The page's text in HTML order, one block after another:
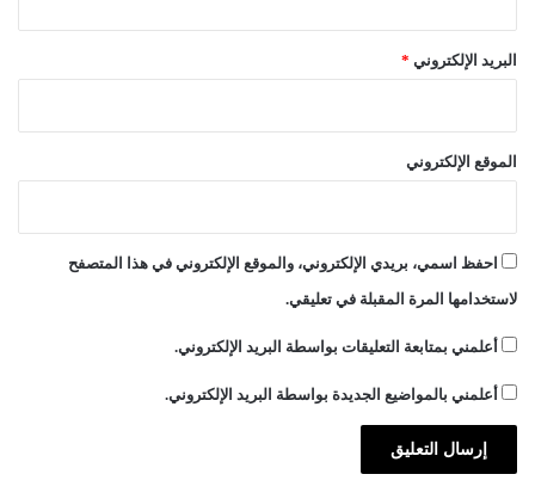
البريد الإلكتروني *
الموقع الإلكتروني
احفظ اسمي، بريدي الإلكتروني، والموقع الإلكتروني في هذا المتصفح
لاستخدامها المرة المقبلة في تعليقي.
أعلمني بمتابعة التعليقات بواسطة البريد الإلكتروني.
أعلمني بالمواضيع الجديدة بواسطة البريد الإلكتروني.